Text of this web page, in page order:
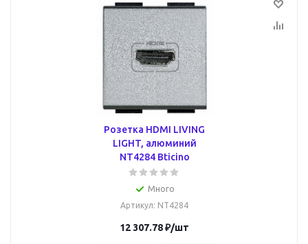
Розетка HDMI LIVING
LIGHT, алюминий
NT4284 Bticino
Много
Артикул: NT4284
12 307.78₽/шт